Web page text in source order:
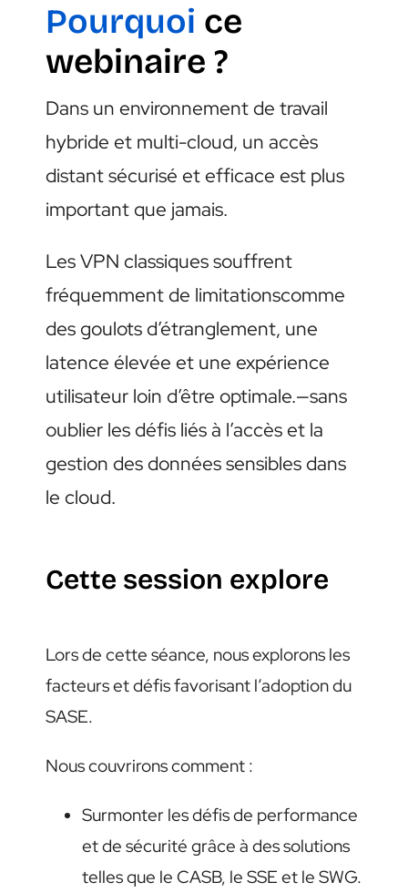
Pourquoi ce
webinaire ?
Dans un environnement de travail
hybride et multi-cloud, un accès
distant sécurisé et efficace est plus
important que jamais.
Les VPN classiques souffrent
fréquemment de limitationscomme
des goulots d’étranglement, une
latence élevée et une expérience
utilisateur loin d’être optimale.—sans
oublier les défis liés à l’accès et la
gestion des données sensibles dans
le cloud.
Cette session explore
Lors de cette séance, nous explorons les
facteurs et défis favorisant l’adoption du
SASE.
Nous couvrirons comment :
Surmonter les défis de performance
et de sécurité grâce à des solutions
telles que le CASB, le SSE et le SWG.